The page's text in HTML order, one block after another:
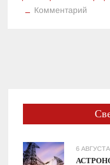
Комментарий
на
6